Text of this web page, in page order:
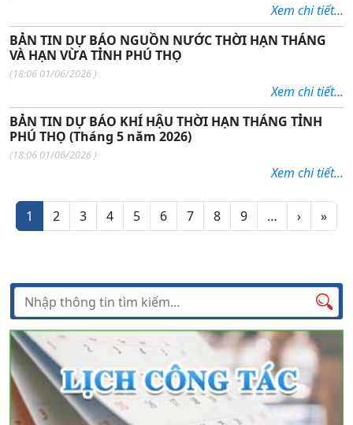
Xem chi tiết...
BẢN TIN DỰ BÁO NGUỒN NƯỚC THỜI HẠN THÁNG
VÀ HẠN VỪA TỈNH PHÚ THỌ
(18:06 01/06/2026 )
Xem chi tiết...
BẢN TIN DỰ BÁO KHÍ HẬU THỜI HẠN THÁNG TỈNH
PHÚ THỌ (Tháng 5 năm 2026)
(18:06 01/06/2026 )
Xem chi tiết...
Phân trang
1 2 3 4 5 6 7 8 9 … ›Trang
»
Tìm kiếm
Tìm
kiếm